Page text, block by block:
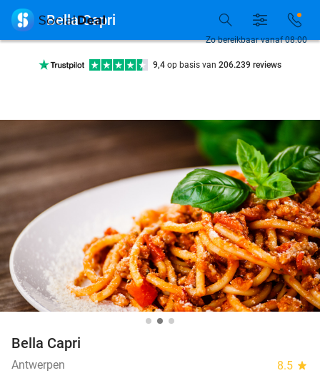
9,4 op basis van 206.239 reviews
10+ miljoen leden
Zo bereikbaar vanaf 08:00
 Bella Capri
Bella Capri
Antwerpen 8.5 star